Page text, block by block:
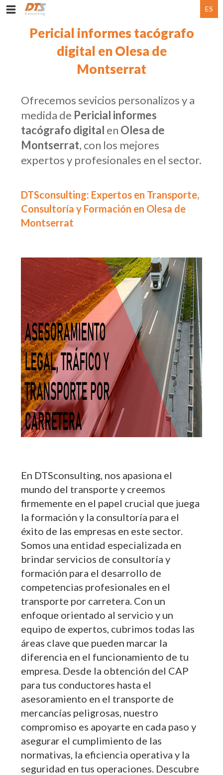
ES
Pericial informes tacógrafo
digital en Olesa de
Montserrat
Ofrecemos sevicios personalizos y a
medida de Pericial informes
tacógrafo digital en Olesa de
Montserrat, con los mejores
expertos y profesionales en el sector.
DTSconsulting: Expertos en Transporte,
Consultoría y Formación en Olesa de
Montserrat
En DTSconsulting, nos apasiona el
mundo del transporte y creemos
firmemente en el papel crucial que juega
la formación y la consultoría para el
éxito de las empresas en este sector.
Somos una entidad especializada en
brindar servicios de consultoría y
formación para el desarrollo de
competencias profesionales en el
transporte por carretera. Con un
enfoque orientado al servicio y un
equipo de expertos, cubrimos todas las
áreas clave que pueden marcar la
diferencia en el funcionamiento de tu
empresa. Desde la obtención del CAP
para tus conductores hasta el
asesoramiento en el transporte de
mercancías peligrosas, nuestro
compromiso es apoyarte en cada paso y
asegurar el cumplimiento de las
normativas, la eficiencia operativa y la
seguridad en tus operaciones. Descubre